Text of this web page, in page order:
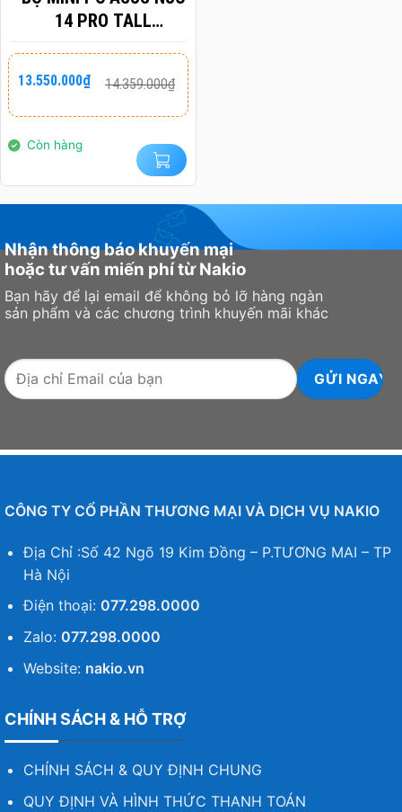
Tall Chassis – 144mm x 112mm x
54mm
Weight
14 PRO TALL
RNUC14RVSU5 (U5-
HDMI 2.1/2X DP 1.4A/
VESA MOUNT/ WHITE)
BẢO HÀNH CHÍNH
HÃNG 36 THÁNG
14.359.000₫
gốc
14.359.000₫.
13.550.000₫
hiện
là:
Còn hàng
Nhận thông báo khuyến mại
hoặc tư vấn miến phí từ Nakio
Bạn hãy để lại email để không bỏ lỡ hàng ngàn
sản phẩm và các chương trình khuyến mãi khác
CÔNG TY CỔ PHẦN THƯƠNG MẠI VÀ DỊCH VỤ NAKIO
Địa Chỉ :Số 42 Ngõ 19 Kim Đồng – P.TƯƠNG MAI – TP
Hà Nội
Điện thoại: 077.298.0000
Zalo: 077.298.0000
Website: nakio.vn
CHÍNH SÁCH & HỖ TRỢ
CHÍNH SÁCH & QUY ĐỊNH CHUNG
QUY ĐỊNH VÀ HÌNH THỨC THANH TOÁN